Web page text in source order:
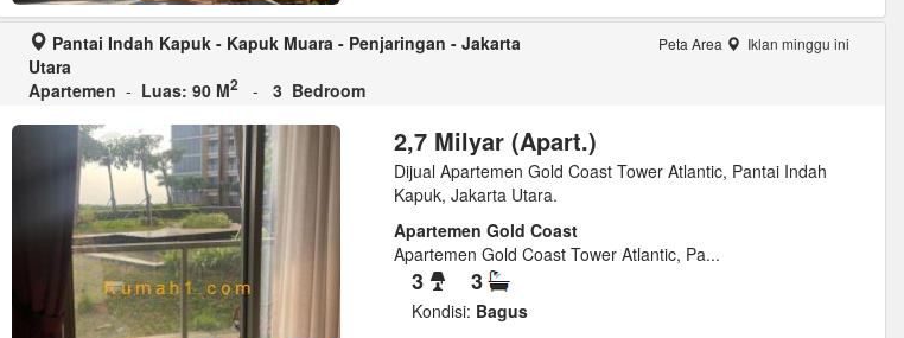
Pantai Indah Kapuk - Kapuk Muara - Penjaringan - Jakarta
Utara
Apartemen - Luas: 90 M2 - 3 Bedroom
Peta Area Iklan minggu ini
2,7 Milyar (Apart.)
Dijual Apartemen Gold Coast Tower Atlantic, Pantai Indah
Kapuk, Jakarta Utara.
Apartemen Gold Coast
Apartemen Gold Coast Tower Atlantic, Pa...
3 3
Kondisi: Bagus